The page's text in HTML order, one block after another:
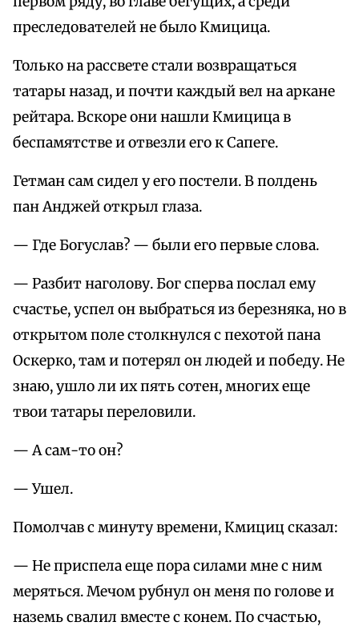
преследователей не было Кмицица.
Только на рассвете стали возвращаться
татары назад, и почти каждый вел на аркане
рейтара. Вскоре они нашли Кмицица в
беспамятстве и отвезли его к Сапеге.
Гетман сам сидел у его постели. В полдень
пан Анджей открыл глаза.
— Где Богуслав? — были его первые слова.
— Разбит наголову. Бог сперва послал ему
счастье, успел он выбраться из березняка, но в
открытом поле столкнулся с пехотой пана
Оскерко, там и потерял он людей и победу. Не
знаю, ушло ли их пять сотен, многих еще
твои татары переловили.
— А сам-то он?
— Ушел.
Помолчав с минуту времени, Кмициц сказал:
— Не приспела еще пора силами мне с ним
меряться. Мечом рубнул он меня по голове и
наземь свалил вместе с конем. По счастью,